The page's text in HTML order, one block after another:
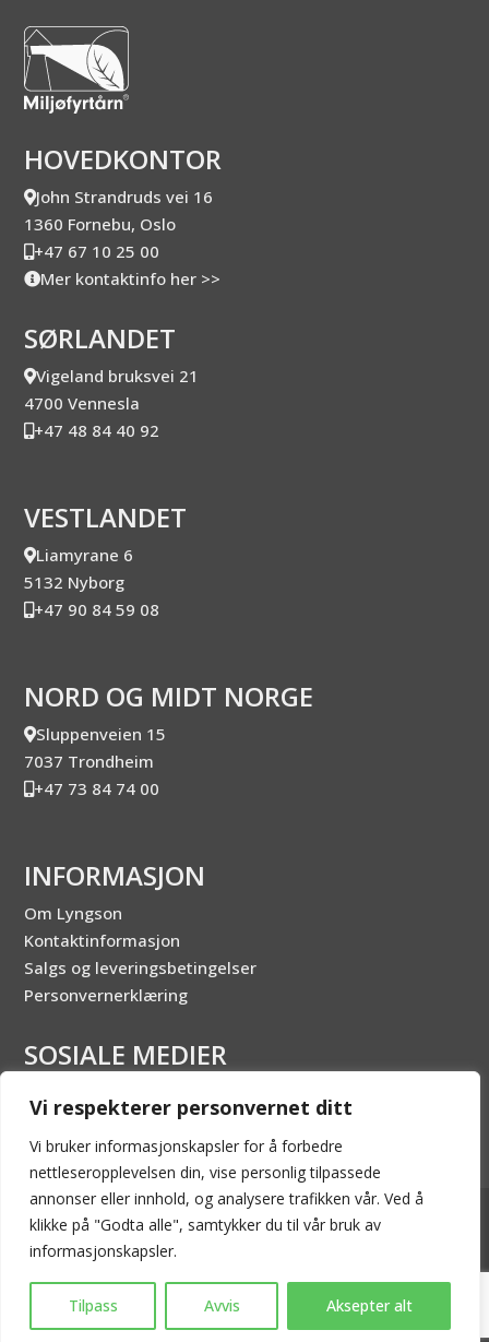
Vi respekterer personvernet ditt
Vi bruker informasjonskapsler for å forbedre
nettleseropplevelsen din, vise personlig tilpassede
annonser eller innhold, og analysere trafikken vår. Ved å
klikke på "Godta alle", samtykker du til vår bruk av
informasjonskapsler.
Tilpass Avvis Aksepter alt
HOVEDKONTOR
John Strandruds vei 16
1360 Fornebu, Oslo
+47 67 10 25 00
Mer kontaktinfo her >>
SØRLANDET
Vigeland bruksvei 21
4700 Vennesla
+47 48 84 40 92
VESTLANDET
Liamyrane 6
5132 Nyborg
+47 90 84 59 08
NORD OG MIDT NORGE
Sluppenveien 15
7037 Trondheim
+47 73 84 74 00
INFORMASJON
Om Lyngson
Kontaktinformasjon
Salgs og leveringsbetingelser
Personvernerklæring
SOSIALE MEDIER
2026 © LYNGSON AS - Innholdet er beskyttet av
åndsverksloven. Kopiering er derav ikke tillatt uten skriftlig
tillatelse.